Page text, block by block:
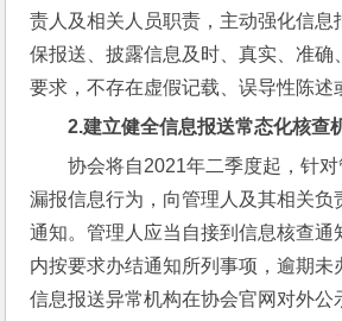
责人及相关人员职责，主动强化信息
保报送、披露信息及时、真实、准确
要求，不存在虚假记载、误导性陈述
2.建立健全信息报送常态化核查
协会将自2021年二季度起，针对
漏报信息行为，向管理人及其相关负
通知。管理人应当自接到信息核查通
内按要求办结通知所列事项，逾期未
信息报送异常机构在协会官网对外公